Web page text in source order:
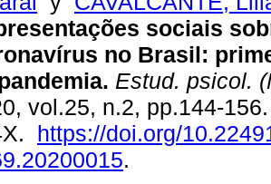
sociais
no Brasil:
. Estud. psicol.
vol.25, n.2, pp.144-
https://doi.org/
.